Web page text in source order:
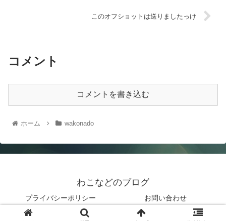
このオフショットは送りましたっけ
コメント
コメントを書き込む
ホーム wakonado
わこなどのブログ
プライバシーポリシー お問い合わせ
© 2019 わこなどのブログ.